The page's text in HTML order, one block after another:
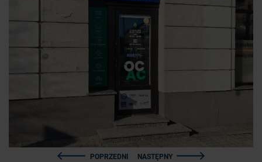
POPRZEDNI NASTĘPNY